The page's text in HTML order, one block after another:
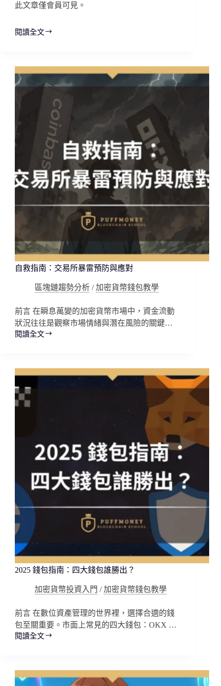
此文章僅會員可見。
閱讀全文
穩
新
霸
主？
挑
USDT？
自救指南：交易所暴雷預防與應對
區塊鏈趨勢分析 /加密貨幣錢包教學
前言 在瞬息萬變的加密貨幣市場中，資金流動
狀況往往是觀察市場情緒與潛在風險的關鍵…
閱讀全文
自
南：
易
所
2025 錢包指南：四大錢包誰勝出？
加密貨幣投資入門 /加密貨幣錢包教學
前言 在數位資產管理的世界裡，選擇合適的錢
包至關重要。市面上常見的四大錢包：OKX …
閱讀全文
2025
指
南：